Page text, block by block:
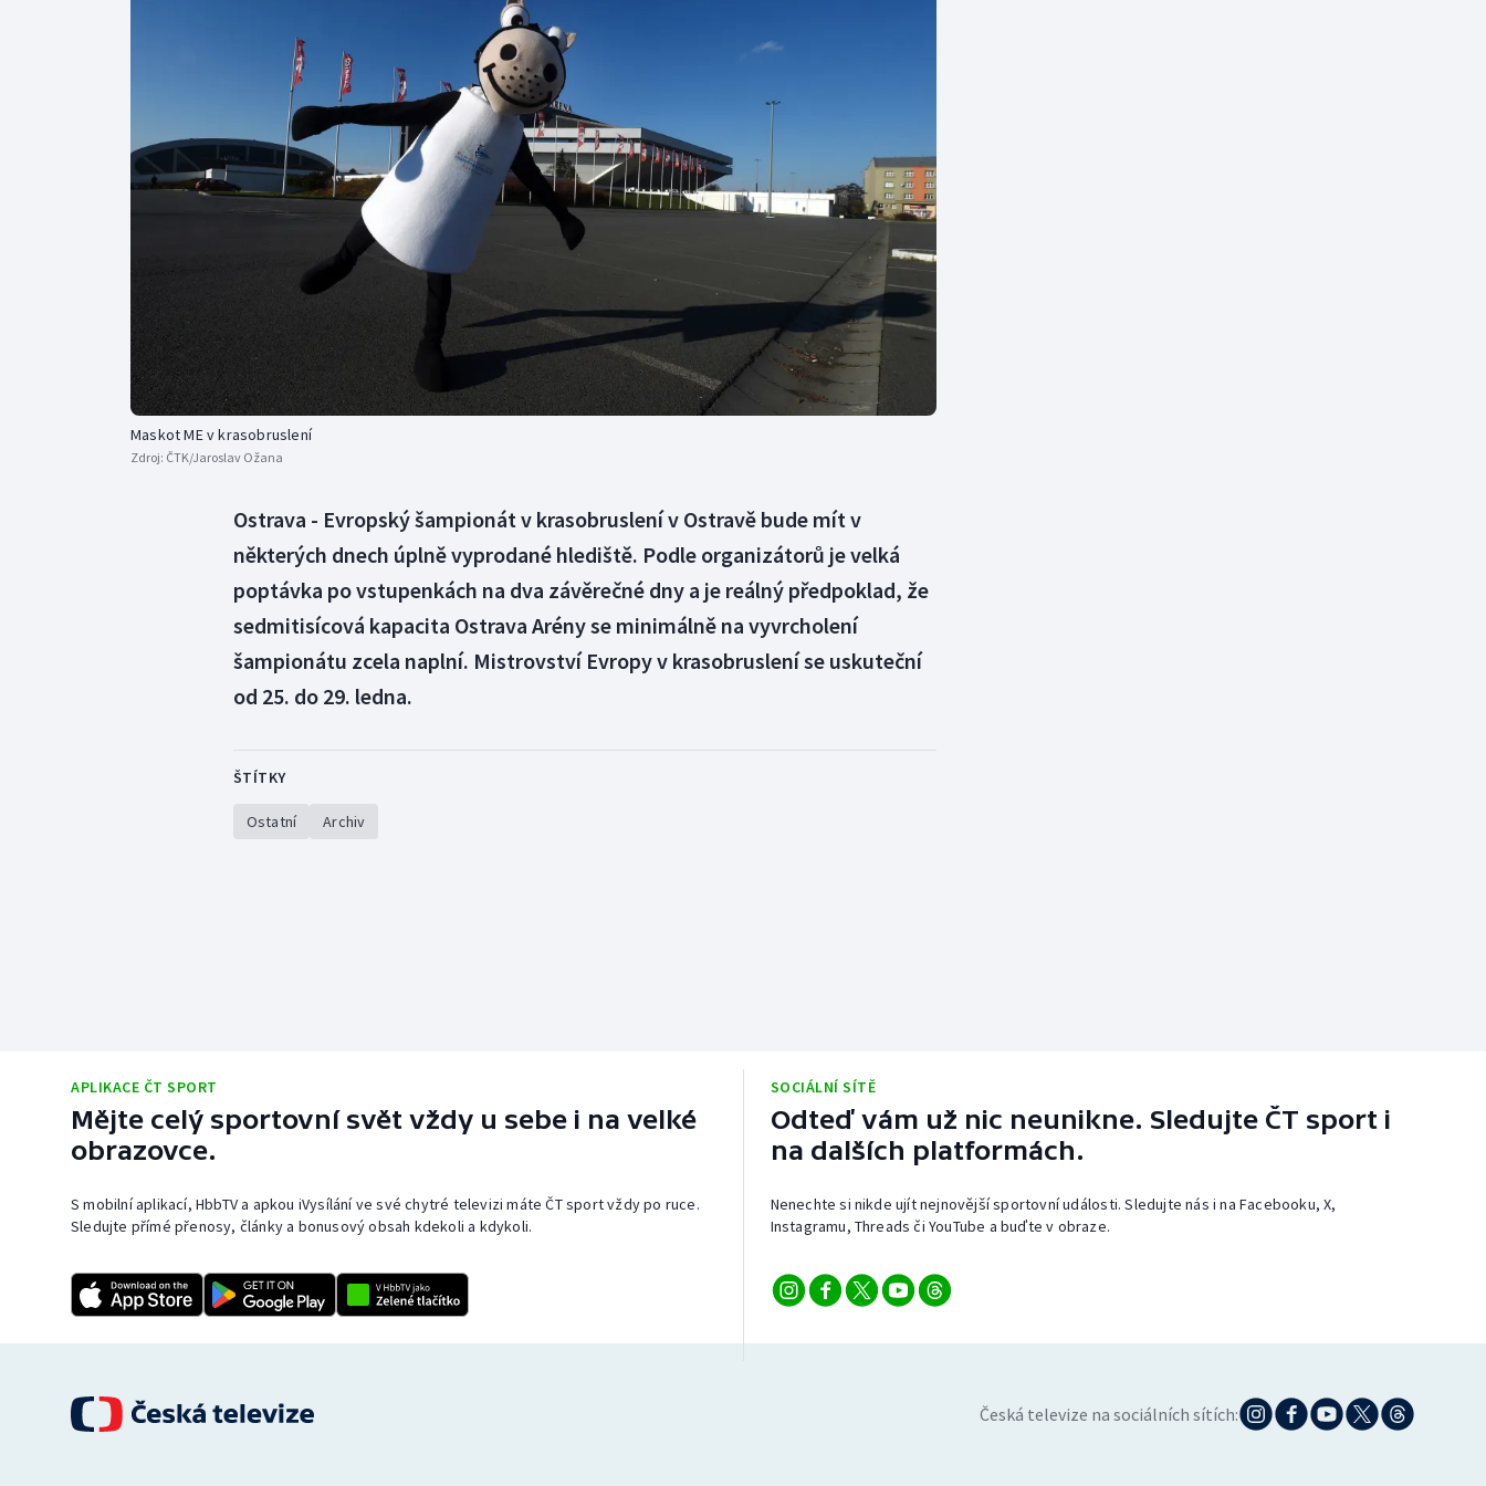
Dostihy
Florbal
Futsal
Golf
Gymnastika
Olympijské hry
Parasport
Plavání
Plážový volejbal
Volejbal
Ostatní
Maskot ME v krasobruslení
Zdroj: ČTK/Jaroslav Ožana
Ostrava - Evropský šampionát v krasobruslení v Ostravě bude mít v
některých dnech úplně vyprodané hlediště. Podle organizátorů je velká
poptávka po vstupenkách na dva závěrečné dny a je reálný předpoklad, že
sedmitisícová kapacita Ostrava Arény se minimálně na vyvrcholení
šampionátu zcela naplní. Mistrovství Evropy v krasobruslení se uskuteční
od 25. do 29. ledna.
ŠTÍTKY
Ostatní Archiv
APLIKACE ČT SPORT
Mějte celý sportovní svět vždy u sebe i na velké
obrazovce.
S mobilní aplikací, HbbTV a apkou iVysílání ve své chytré televizi máte ČT sport vždy po ruce.
Sledujte přímé přenosy, články a bonusový obsah kdekoli a kdykoli.
SOCIÁLNÍ SÍTĚ
Odteď vám už nic neunikne. Sledujte ČT sport i
na dalších platformách.
Nenechte si nikde ujít nejnovější sportovní události. Sledujte nás i na Facebooku, X,
Instagramu, Threads či YouTube a buďte v obraze.
Česká televize na sociálních sítích: